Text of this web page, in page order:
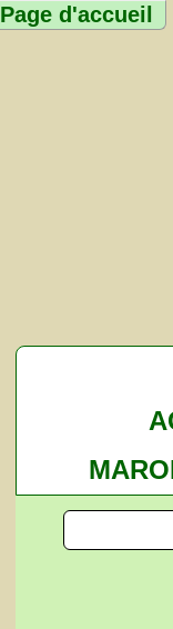
Page d'accueil